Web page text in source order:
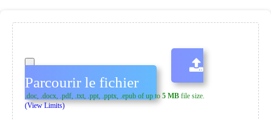
Parcourir le fichier
.doc, .docx, .pdf, .txt, .ppt, .pptx, .epub of up to 5 MB file size.
(View Limits)